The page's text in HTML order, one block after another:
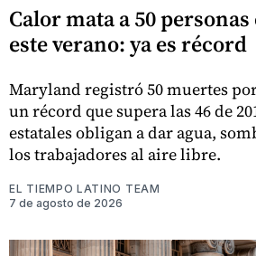
Calor mata a 50
este verano: ya es récord
Maryland registró 50 muertes
un récord que supera las 46 de
estatales obligan a dar agua,
los trabajadores al aire libre.
EL TIEMPO LATINO TEAM
7 de agosto de 2026